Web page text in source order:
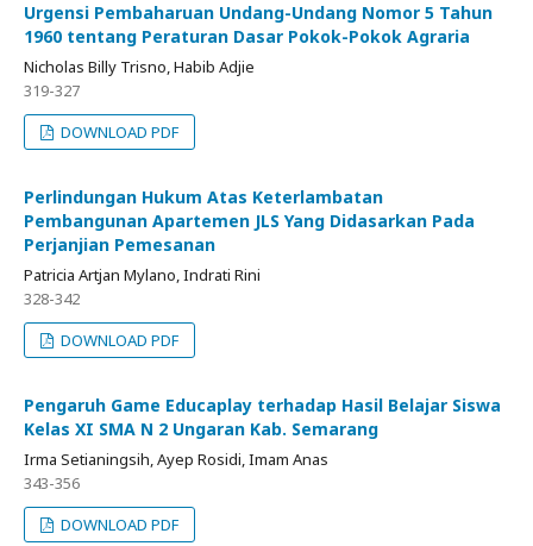
Urgensi Pembaharuan Undang-Undang Nomor 5 Tahun
1960 tentang Peraturan Dasar Pokok-Pokok Agraria
Nicholas Billy Trisno, Habib Adjie
319-327
DOWNLOAD PDF
Perlindungan Hukum Atas Keterlambatan
Pembangunan Apartemen JLS Yang Didasarkan Pada
Perjanjian Pemesanan
Patricia Artjan Mylano, Indrati Rini
328-342
DOWNLOAD PDF
Pengaruh Game Educaplay terhadap Hasil Belajar Siswa
Kelas XI SMA N 2 Ungaran Kab. Semarang
Irma Setianingsih, Ayep Rosidi, Imam Anas
343-356
DOWNLOAD PDF